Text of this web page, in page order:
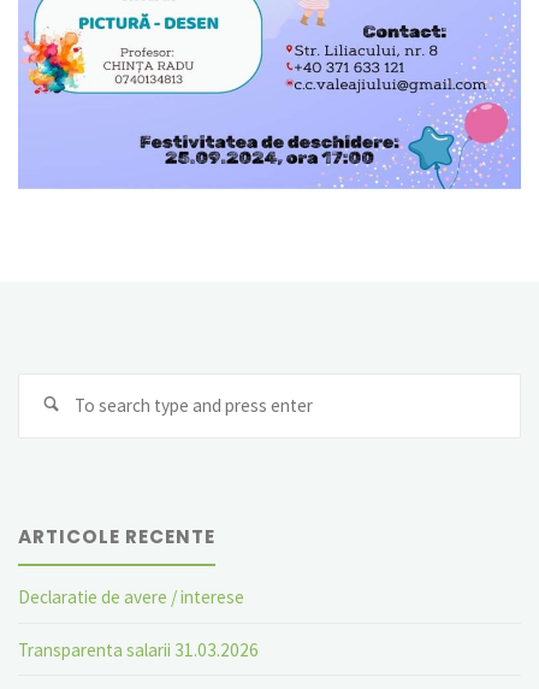
Search
ARTICOLE RECENTE
Declaratie de avere / interese
Transparenta salarii 31.03.2026